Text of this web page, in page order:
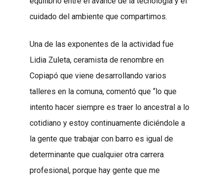
cuidado del ambiente que compartimos.
Una de las exponentes de la actividad fue
Lidia Zuleta, ceramista de renombre en
Copiapó que viene desarrollando varios
talleres en la comuna, comentó que “lo que
intento hacer siempre es traer lo ancestral a lo
cotidiano y estoy continuamente diciéndole a
la gente que trabajar con barro es igual de
determinante que cualquier otra carrera
profesional, porque hay gente que me